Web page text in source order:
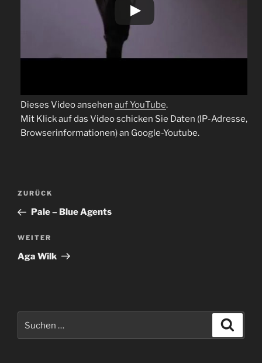
Dieses Video ansehen auf YouTube.
Mit Klick auf das Video schicken Sie Daten (IP-Adresse,
Browserinformationen) an Google-Youtube.
Beitragsnavigation
Vorheriger
Beitrag
ZURÜCK
Pale – Blue Agents
Nächster
Beitrag
WEITER
Aga Wilk
nach: